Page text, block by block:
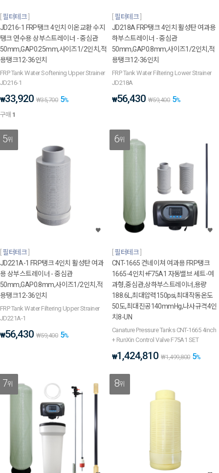
필터테크
JD216-1 FRP탱크 4인치 이온교환 수지
탱크 연수용 상부스트레이너 - 중심관
50mm,GAP0.25mm,사이즈1/2인치,적
용탱크12-36인치
FRP Tank Water Softening Upper Strainer
JD216-1
₩33,920 ₩35,700 5%
구매 1
필터테크
JD218A FRP탱크 4인치 활성탄 여과용
하부스트레이너 - 중심관
50mm,GAP0.8mm,사이즈1/2인치,적
용탱크12-36인치
FRP Tank Water Filtering Lower Strainer
JD218A
₩56,430 ₩59,400 5%
5위
필터테크
JD221A-1 FRP탱크 4인치 활성탄 여과
용 상부스트레이너 - 중심관
50mm,GAP0.8mm,사이즈1/2인치,적
용탱크12-36인치
FRP Tank Water Filtering Upper Strainer
JD221A-1
₩56,430 ₩59,400 5%
6위
필터테크
CNT-1665 컨네이쳐 여과용 FRP탱크
1665-4인치+F75A1 자동밸브 세트-여
과형,중심관,상하부스트레이너,용량
188.6L,최대압력150psi,최대작동온도
50도,최대진공140mmHg,나사규격4인
치8-UN
Canature Pressure Tanks CNT-1665 4inch
+ RunXin Control Valve F75A1 SET
₩1,424,810 ₩1,499,800 5%
7위 8위